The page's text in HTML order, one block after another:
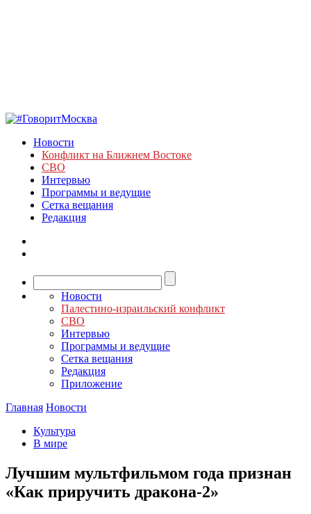
Новости
Конфликт на Ближнем Востоке
СВО
Интервью
Программы и ведущие
Сетка вещания
Редакция
Новости
Палестино-израильский конфликт
СВО
Интервью
Программы и ведущие
Сетка вещания
Редакция
Приложение
Главная Новости
Культура
В мире
Лучшим мультфильмом года признан
«Как приручить дракона-2»